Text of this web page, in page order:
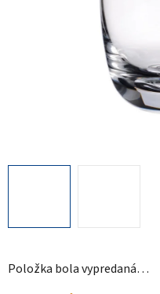
Položka bola vypredaná…